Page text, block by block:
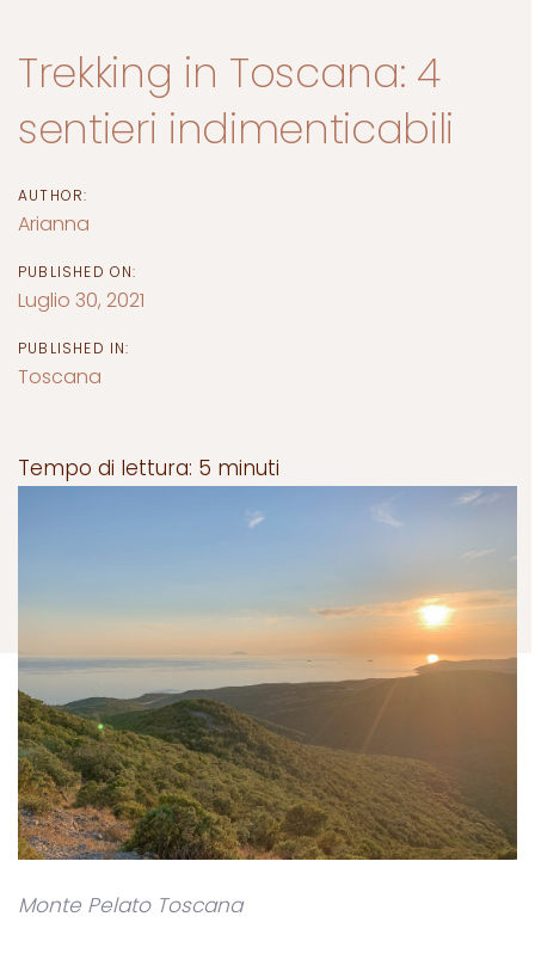
Trekking in Toscana: 4
sentieri indimenticabili
AUTHOR:
Arianna
PUBLISHED ON:
Luglio 30, 2021
PUBLISHED IN:
Toscana
Tempo di lettura: 5 minuti
Monte Pelato Toscana